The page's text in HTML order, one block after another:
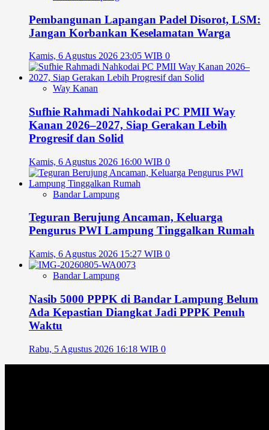
Pembangunan Lapangan Padel Disorot, LSM:
Jangan Korbankan Keselamatan Warga
Kamis, 6 Agustus 2026 23:05 WIB 0
Way Kanan
Sufhie Rahmadi Nahkodai PC PMII Way
Kanan 2026–2027, Siap Gerakan Lebih
Progresif dan Solid
Kamis, 6 Agustus 2026 16:00 WIB 0
Bandar Lampung
Teguran Berujung Ancaman, Keluarga
Pengurus PWI Lampung Tinggalkan Rumah
Kamis, 6 Agustus 2026 15:27 WIB 0
Bandar Lampung
Nasib 5000 PPPK di Bandar Lampung Belum
Ada Kepastian Diangkat Jadi PPPK Penuh
Waktu
Rabu, 5 Agustus 2026 16:18 WIB 0